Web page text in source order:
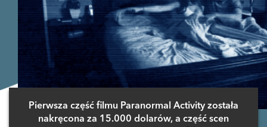
Pierwsza część filmu Paranormal Activity została
nakręcona za 15.000 dolarów, a część scen